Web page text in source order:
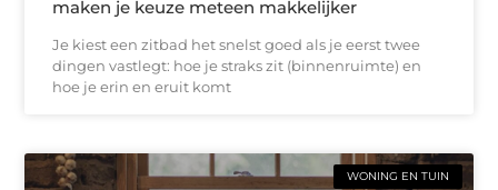
maken je keuze meteen makkelijker
Je kiest een zitbad het snelst goed als je eerst twee
dingen vastlegt: hoe je straks zit (binnenruimte) en
hoe je erin en eruit komt
WONING EN TUIN